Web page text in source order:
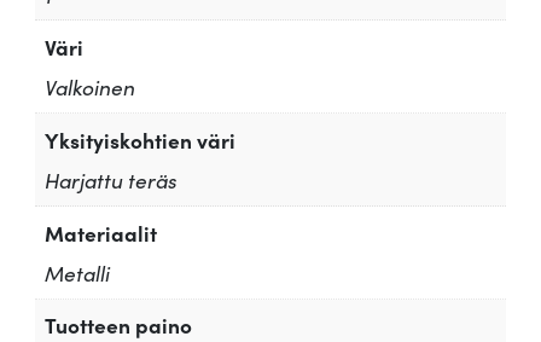
Väri
Valkoinen
Yksityiskohtien väri
Harjattu teräs
Materiaalit
Metalli
Tuotteen paino